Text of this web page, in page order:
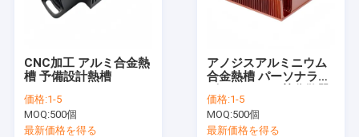
CNC加工 アルミ合金熱
槽 予備設計熱槽
価格:1-5
MOQ:500個
最新価格を得る
アノジスアルミニウム
合金熱槽 パーソナライ
価格:1-5
MOQ:500個
最新価格を得る